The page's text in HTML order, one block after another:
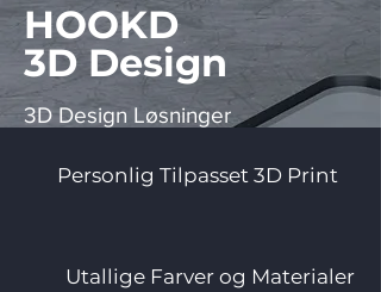
HOOKD
3D Design
3D Design Løsninger
Personlig Tilpasset 3D Print
Utallige Farver og Materialer